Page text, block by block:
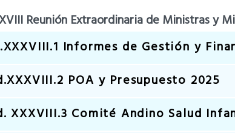
Reunión Extraordinaria de Ministras y
Informes de Gestión y
POA y Presupuesto 2025
XXXVIII.3 Comité Andino Salud